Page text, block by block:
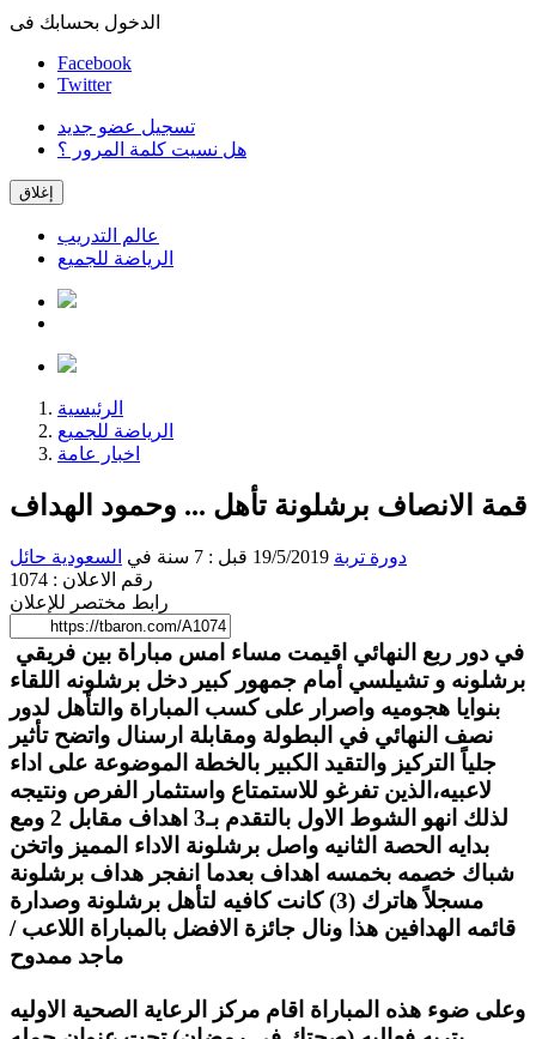
الدخول بحسابك فى
Facebook
Twitter
تسجيل عضو جديد
هل نسيت كلمة المرور ؟
إغلاق
عالم التدريب
الرياضة للجميع
الرئيسية
الرياضة للجميع
اخبار عامة
قمة الانصاف برشلونة تأهل ... وحمود الهداف
دورة تربة 19/5/2019 قبل : 7 سنة في السعودية حائل
رقم الاعلان : 1074
رابط مختصر للإعلان
في دور ربع النهائي اقيمت مساء امس مباراة بين فريقي
برشلونه و تشيلسي أمام جمهور كبير دخل برشلونه اللقاء
بنوايا هجوميه واصرار على كسب المباراة والتأهل لدور
نصف النهائي في البطولة ومقابلة ارسنال واتضح تأثير
جلياً التركيز والتقيد الكبير بالخطة الموضوعة على اداء
لاعبيه،الذين تفرغو للاستمتاع واستثمار الفرص ونتيجه
لذلك انهو الشوط الاول بالتقدم بـ3 اهداف مقابل 2 ومع
بدايه الحصة الثانيه واصل برشلونة الاداء المميز واتخن
شباك خصمه بخمسه اهداف بعدما انفجر هداف برشلونة
مسجلاً هاترك (3) كانت كافيه لتأهل برشلونة وصدارة
قائمه الهدافين هذا ونال جائزة الافضل بالمباراة اللاعب /
ماجد ممدوح
وعلى ضوء هذه المباراة اقام مركز الرعاية الصحية الاوليه